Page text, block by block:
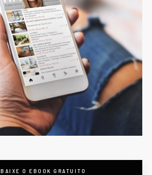
BAIXE O EBOOK GRATUITO